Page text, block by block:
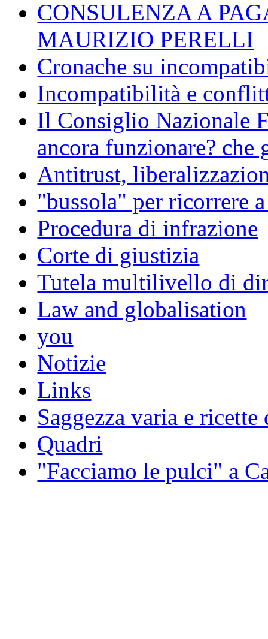
CONSULENZA A
MAURIZIO PERELLI
Cronache su
Incompatibilità e
Il Consiglio Nazionale
ancora funzionare? che
Antitrust,
"bussola" per ricorrere
Procedura di infrazione
Corte di giustizia
Tutela multilivello di
Law and globalisation
you
Notizie
Links
Saggezza varia e
Quadri
"Facciamo le pulci" a